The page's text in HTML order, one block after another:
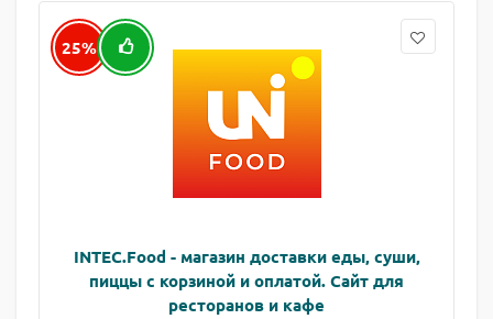
25%
INTEC.Food - магазин доставки еды, суши,
пиццы с корзиной и оплатой. Сайт для
ресторанов и кафе